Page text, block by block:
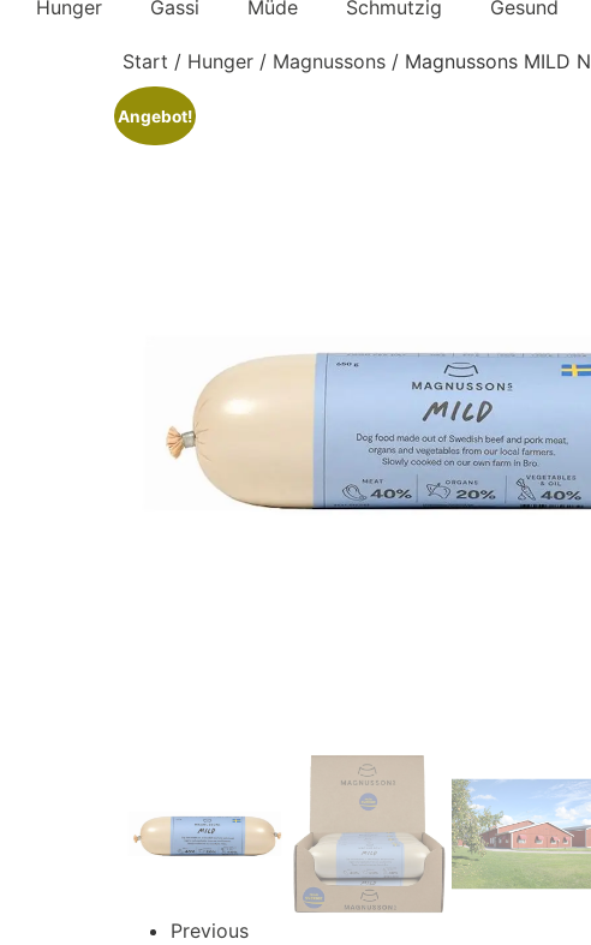
Hunger Gassi Müde Schmutzig Gesund
Start / Hunger / Magnussons / Magnussons MILD
Angebot!
Previous